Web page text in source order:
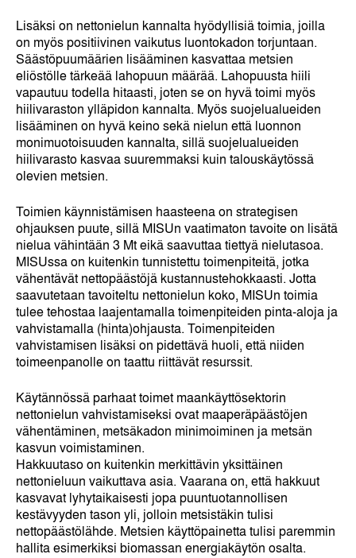
Lisäksi on nettonielun kannalta hyödyllisiä toimia, joilla
on myös positiivinen vaikutus luontokadon torjuntaan.
Säästöpuumäärien lisääminen kasvattaa metsien
eliöstölle tärkeää lahopuun määrää. Lahopuusta hiili
vapautuu todella hitaasti, joten se on hyvä toimi myös
hiilivaraston ylläpidon kannalta. Myös suojelualueiden
lisääminen on hyvä keino sekä nielun että luonnon
monimuotoisuuden kannalta, sillä suojelualueiden
hiilivarasto kasvaa suuremmaksi kuin talouskäytössä
olevien metsien.
Toimien käynnistämisen haasteena on strategisen
ohjauksen puute, sillä MISUn vaatimaton tavoite on lisätä
nielua vähintään 3 Mt eikä saavuttaa tiettyä nielutasoa.
MISUssa on kuitenkin tunnistettu toimenpiteitä, jotka
vähentävät nettopäästöjä kustannustehokkaasti. Jotta
saavutetaan tavoiteltu nettonielun koko, MISUn toimia
tulee tehostaa laajentamalla toimenpiteiden pinta-aloja ja
vahvistamalla (hinta)ohjausta. Toimenpiteiden
vahvistamisen lisäksi on pidettävä huoli, että niiden
toimeenpanolle on taattu riittävät resurssit.
Käytännössä parhaat toimet maankäyttösektorin
nettonielun vahvistamiseksi ovat maaperäpäästöjen
vähentäminen, metsäkadon minimoiminen ja metsän
kasvun voimistaminen.
Hakkuutaso on kuitenkin merkittävin yksittäinen
nettonieluun vaikuttava asia. Vaarana on, että hakkuut
kasvavat lyhytaikaisesti jopa puuntuotannollisen
kestävyyden tason yli, jolloin metsistäkin tulisi
nettopäästölähde. Metsien käyttöpainetta tulisi paremmin
hallita esimerkiksi biomassan energiakäytön osalta.